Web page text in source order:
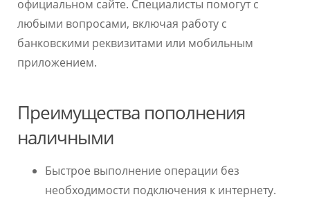
официальном сайте. Специалисты помогут с
любыми вопросами, включая работу с
банковскими реквизитами или мобильным
приложением.
Преимущества пополнения
наличными
Быстрое выполнение операции без
необходимости подключения к интернету.